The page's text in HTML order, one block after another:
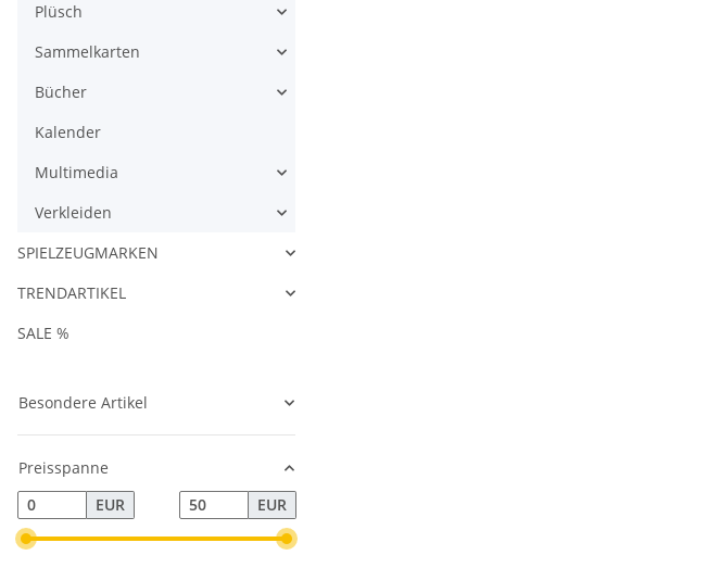
Plüsch
Sammelkarten
Bücher
Kalender
Multimedia
Verkleiden
SPIELZEUGMARKEN
TRENDARTIKEL
SALE %
Besondere Artikel
Preisspanne
EUR
EUR